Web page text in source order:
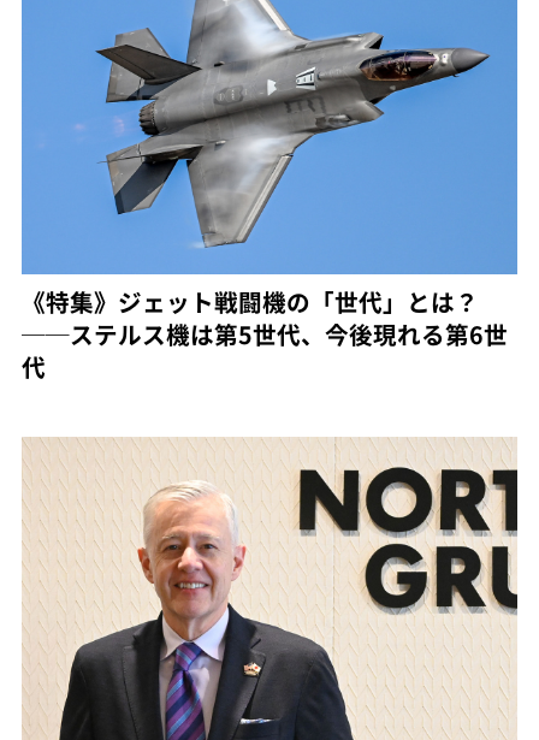
《特集》ジェット戦闘機の「世代」とは？
──ステルス機は第5世代、今後現れる第6世
代